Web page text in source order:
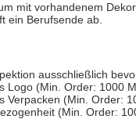
mit vorhandenem
ein Berufsende ab.
ausschließlich
Logo (Min. Order: 1000
Verpacken (Min. Order:
(Min. Order: